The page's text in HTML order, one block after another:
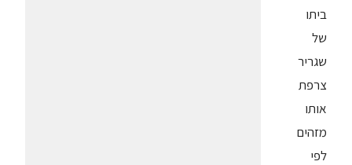
ביתו
של
שגריר
צרפת
אותו
מזהים
לפי